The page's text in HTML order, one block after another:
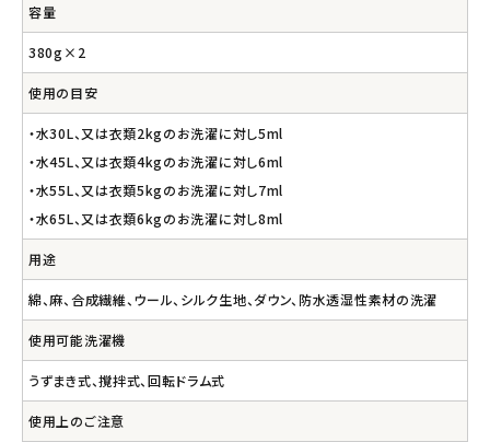
容量
380g×2
使用の目安
・水30L、又は衣類2kgのお洗濯に対し5ml
・水45L、又は衣類4kgのお洗濯に対し6ml
・水55L、又は衣類5kgのお洗濯に対し7ml
・水65L、又は衣類6kgのお洗濯に対し8ml
用途
綿、麻、合成繊維、ウール、シルク生地、ダウン、防水透湿性素材の洗濯
使用可能洗濯機
うずまき式、撹拌式、回転ドラム式
使用上のご注意